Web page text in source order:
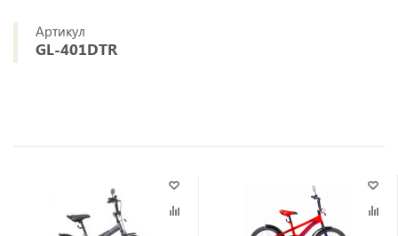
Артикул
GL-401DTR